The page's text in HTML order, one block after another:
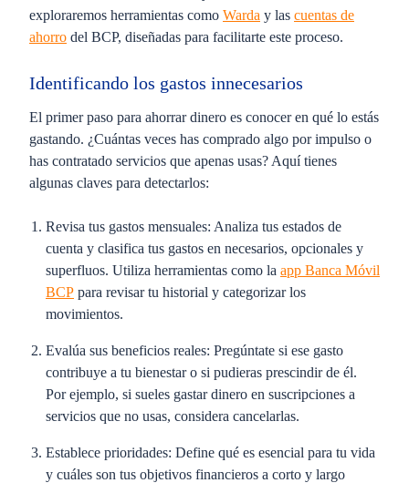
exploraremos herramientas como Warda y las cuentas de
ahorro del BCP, diseñadas para facilitarte este proceso.
Identificando los gastos innecesarios
El primer paso para ahorrar dinero es conocer en qué lo estás
gastando. ¿Cuántas veces has comprado algo por impulso o
has contratado servicios que apenas usas? Aquí tienes
algunas claves para detectarlos:
Revisa tus gastos mensuales: Analiza tus estados de
cuenta y clasifica tus gastos en necesarios, opcionales y
superfluos. Utiliza herramientas como la app Banca Móvil
BCP para revisar tu historial y categorizar los
movimientos.
Evalúa sus beneficios reales: Pregúntate si ese gasto
contribuye a tu bienestar o si pudieras prescindir de él.
Por ejemplo, si sueles gastar dinero en suscripciones a
servicios que no usas, considera cancelarlas.
Establece prioridades: Define qué es esencial para tu vida
y cuáles son tus objetivos financieros a corto y largo